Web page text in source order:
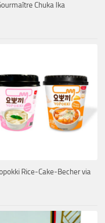
Chuka Ika
Rice-Cake-Becher via